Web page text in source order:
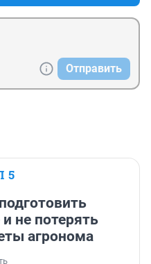
Отправить
5
не потерять
агронома